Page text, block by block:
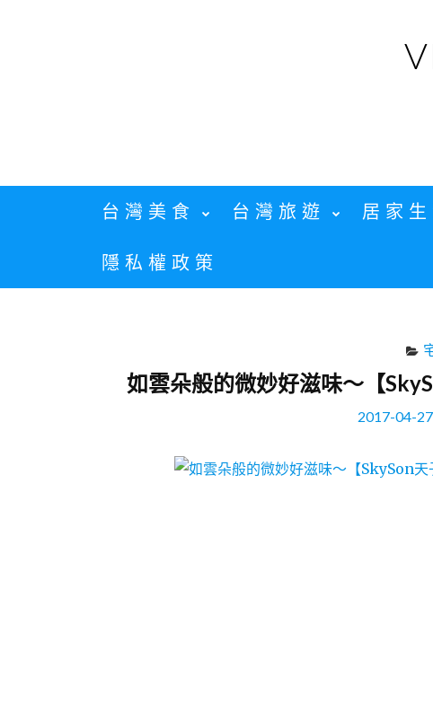
台灣美食 台灣旅遊 居家生
隱私權政策
如雲朵般的微妙好滋味～【
2017-04-27